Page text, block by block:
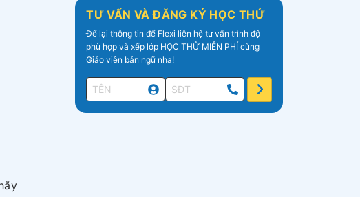
TƯ VẤN VÀ ĐĂNG KÝ HỌC THỬ
Để lại thông tin để Flexi liên hệ tư vấn trình độ
phù hợp và xếp lớp HỌC THỬ MIỄN PHÍ cùng
Giáo viên bản ngữ nha!